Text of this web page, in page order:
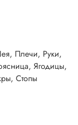
Плечи, Руки,
Ягодицы,
Стопы